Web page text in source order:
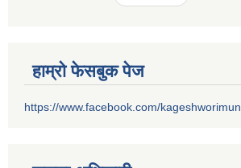
हाम्रो फेसबुक पेज
https://www.facebook.com/kageshworimun